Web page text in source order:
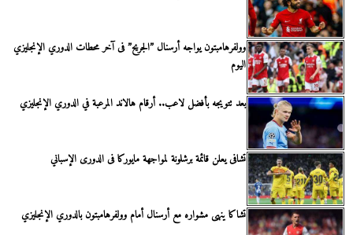
وولفرهامبتون يواجه أرسنال ”الجريح” فى آخر محطات الدوري الإنجليزي
اليوم
بعد تتويجه بأفضل لاعب.. أرقام هالاند المرعبة في الدوري الإنجليزي
تشافى يعلن قائمة برشلونة لمواجهة مايوركا فى الدورى الإسباني
تشاكا ينهى مشواره مع أرسنال أمام وولفرهامبتون بالدوري الإنجليزي